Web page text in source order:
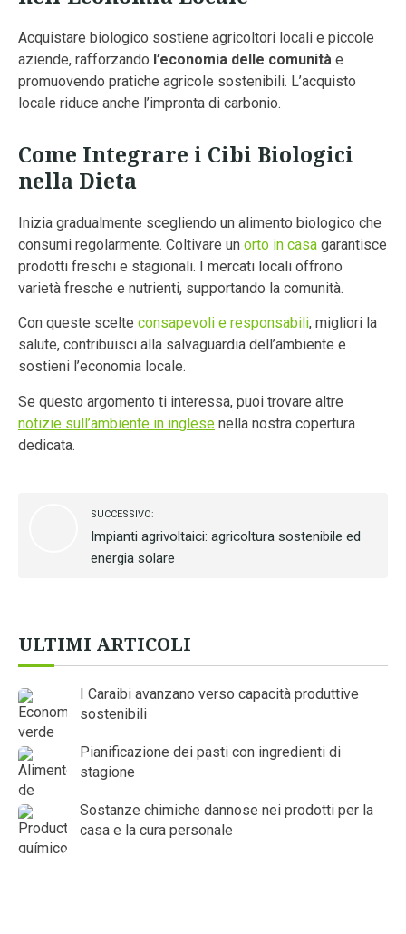
Acquistare biologico sostiene agricoltori locali e piccole
aziende, rafforzando l’economia delle comunità e
promuovendo pratiche agricole sostenibili. L’acquisto
locale riduce anche l’impronta di carbonio.
Come Integrare i Cibi Biologici
nella Dieta
Inizia gradualmente scegliendo un alimento biologico che
consumi regolarmente. Coltivare un orto in casa garantisce
prodotti freschi e stagionali. I mercati locali offrono
varietà fresche e nutrienti, supportando la comunità.
Con queste scelte consapevoli e responsabili, migliori la
salute, contribuisci alla salvaguardia dell’ambiente e
sostieni l’economia locale.
Se questo argomento ti interessa, puoi trovare altre
notizie sull’ambiente in inglese nella nostra copertura
dedicata.
SUCCESSIVO:
Impianti agrivoltaici: agricoltura sostenibile ed
energia solare
ULTIMI ARTICOLI
I Caraibi avanzano verso capacità produttive
sostenibili
Pianificazione dei pasti con ingredienti di
stagione
Sostanze chimiche dannose nei prodotti per la
casa e la cura personale